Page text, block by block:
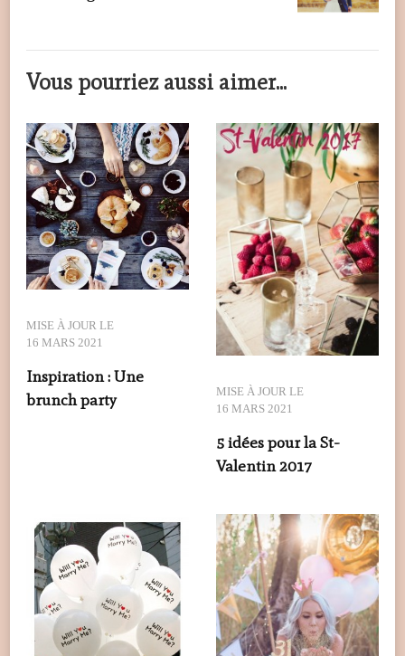
Vous pourriez aussi aimer...
MISE À JOUR LE
16 MARS 2021
Inspiration : Une
brunch party
MISE À JOUR LE
16 MARS 2021
5 idées pour la St-
Valentin 2017